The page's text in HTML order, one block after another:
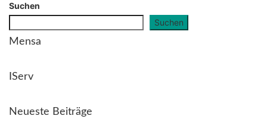
Suchen
Suchen
Mensa
IServ
Neueste Beiträge